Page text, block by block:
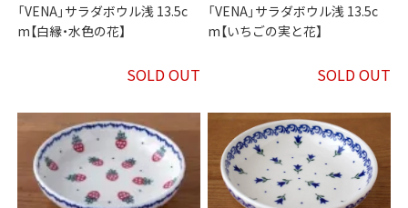
「VENA」サラダボウル浅 13.5c
m【白縁・水色の花】
SOLD OUT
「VENA」サラダボウル浅 13.5c
m【いちごの実と花】
SOLD OUT